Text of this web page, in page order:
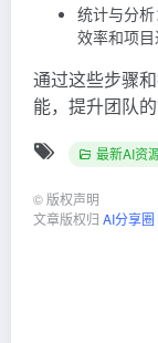
统计与分析
效率和项目
通过这些步骤
能，提升团队
最新AI资
© 版权声明
文章版权归 AI分享圈